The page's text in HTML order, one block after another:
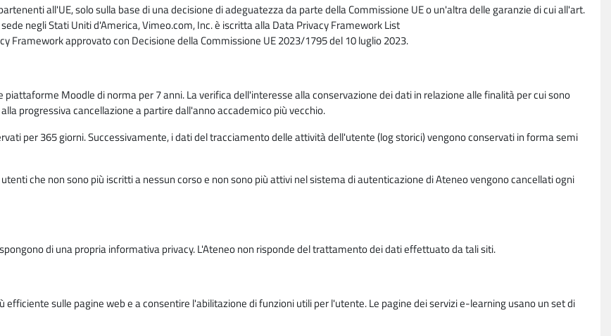
all'UE, solo sulla base di una decisione di adeguatezza da parte della Commissione UE o un'altra delle garanzie di cui all'art.
negli Stati Uniti d'America, Vimeo.com, Inc. è iscritta alla Data Privacy Framework List
approvato con Decisione della Commissione UE 2023/1795 del 10 luglio 2023.
Moodle di norma per 7 anni. La verifica dell'interesse alla conservazione dei dati in relazione alle finalità per cui sono
progressiva cancellazione a partire dall'anno accademico più vecchio.
per 365 giorni. Successivamente, i dati del tracciamento delle attività dell'utente (log storici) vengono conservati in forma semi
che non sono più iscritti a nessun corso e non sono più attivi nel sistema di autenticazione di Ateneo vengono cancellati ogni
di una propria informativa privacy. L'Ateneo non risponde del trattamento dei dati effettuato da tali siti.
sulle pagine web e a consentire l'abilitazione di funzioni utili per l'utente. Le pagine dei servizi e-learning usano un set di